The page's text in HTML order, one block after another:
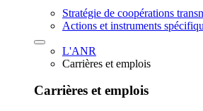
Stratégie de coopérations
Actions et instruments
L'ANR
Carrières et emplois
Carrières et emplois